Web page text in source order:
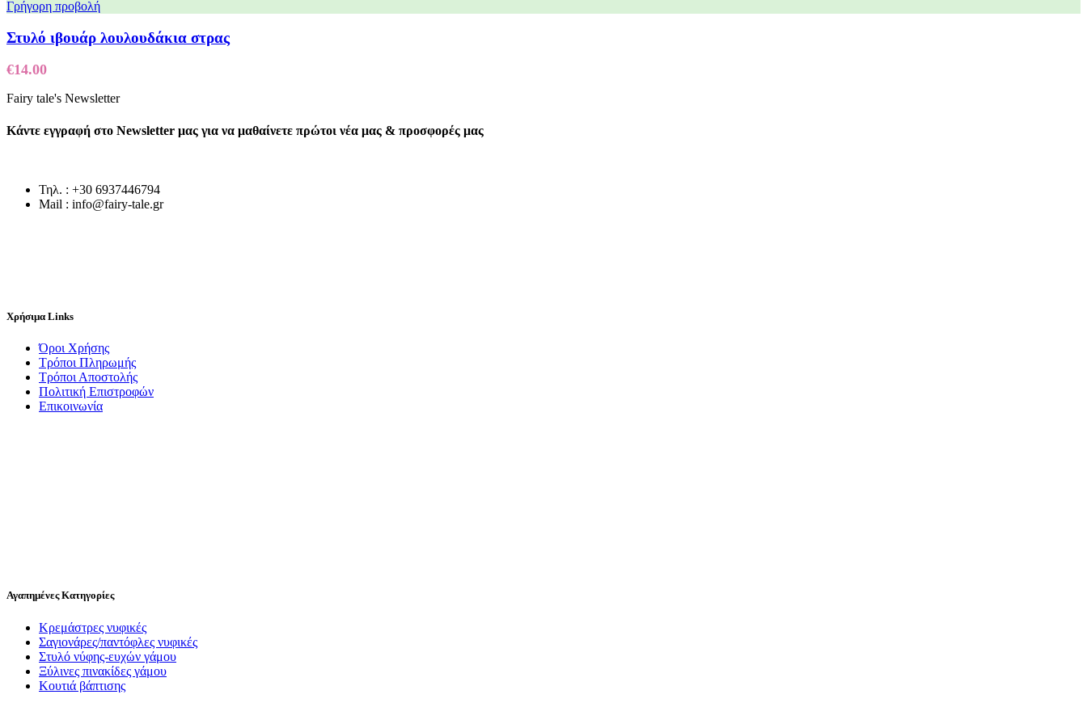
Γρήγορη προβολή
Στυλό ιβουάρ λουλουδάκια στρας
€14.00
Fairy tale's Newsletter
Κάντε εγγραφή στο Newsletter μας για να μαθαίνετε πρώτοι νέα μας & προσφορές μας
Τηλ. : +30 6937446794
Mail : info@fairy-tale.gr
Χρήσιμα Links
Όροι Χρήσης
Τρόποι Πληρωμής
Τρόποι Αποστολής
Πολιτική Επιστροφών
Επικοινωνία
Αγαπημένες Κατηγορίες
Κρεμάστρες νυφικές
Σαγιονάρες/παντόφλες νυφικές
Στυλό νύφης-ευχών γάμου
Ξύλινες πινακίδες γάμου
Κουτιά βάπτισης